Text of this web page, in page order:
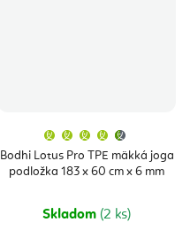
Bodhi Lotus Pro TPE mäkká joga
podložka 183 x 60 cm x 6 mm
produktu
je
4,9
Skladom (2 ks)